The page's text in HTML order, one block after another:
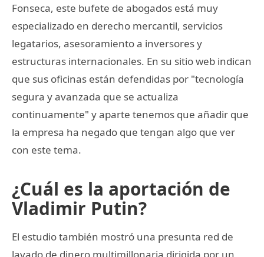
Fonseca, este bufete de abogados está muy
especializado en derecho mercantil, servicios
legatarios, asesoramiento a inversores y
estructuras internacionales. En su sitio web indican
que sus oficinas están defendidas por "tecnología
segura y avanzada que se actualiza
continuamente" y aparte tenemos que añadir que
la empresa ha negado que tengan algo que ver
con este tema.
¿Cuál es la aportación de
Vladimir Putin?
El estudio también mostró una presunta red de
lavado de dinero multimillonaria dirigida por un